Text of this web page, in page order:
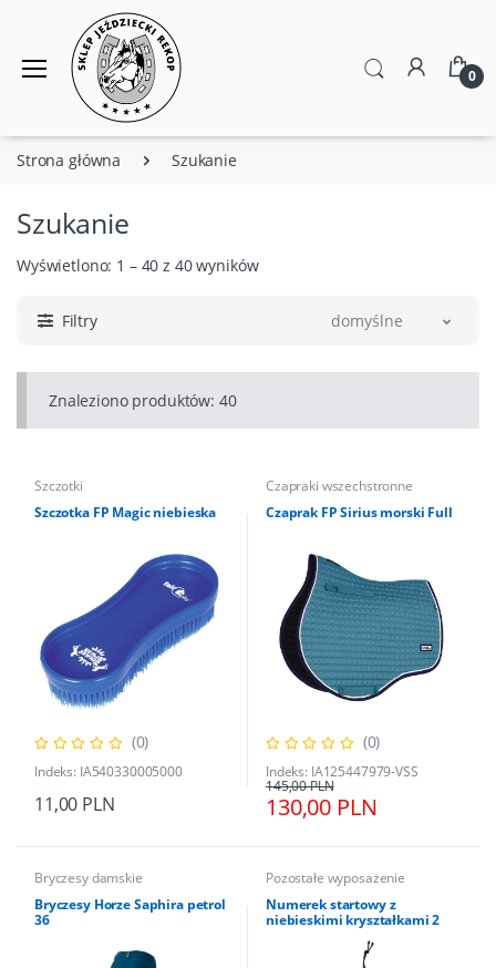
0
Strona główna Szukanie
Szukanie
Wyświetlono: 1 – 40 z 40 wyników
Filtry domyślne
Znaleziono produktów: 40
Szczotki
Szczotka FP Magic niebieska
(0)
Indeks: IA540330005000
11,00 PLN
Czapraki wszechstronne
Czaprak FP Sirius morski Full
(0)
Indeks: IA125447979-VSS
130,00 PLN
145,00 PLN
Bryczesy damskie
Bryczesy Horze Saphira petrol
36
Pozostałe wyposażenie
Numerek startowy z
niebieskimi kryształkami 2